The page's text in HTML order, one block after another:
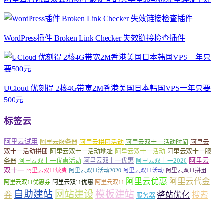
WordPress插件 Broken Link Checker 失效链接检查插件
UCloud 优刻得 2核4G带宽2M香港美国日本韩国VPS一年只要
500元
标签云
阿里云试用 阿里云服务器 阿里云拼团活动 阿里云双十一活动时间 阿里云
双十一活动拼团 阿里云双十一活动地址 阿里云双十一活动 阿里云双十一服
务器 阿里云双十一优惠活动 阿里云双十一优惠 阿里云双十一2020 阿里云
双十一 阿里云双11续费 阿里云双11活动2020 阿里云双11活动 阿里云双11拼团
阿里云双11优惠券 阿里云双11优惠 阿里云双11 阿里云优惠 阿里云代金
券 自助建站 网站建设 模板建站 服务器 整站优化 搜索